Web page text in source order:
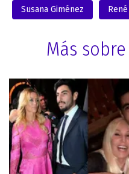
Susana Giménez
Más